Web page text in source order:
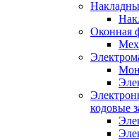
Оконная
кодовые